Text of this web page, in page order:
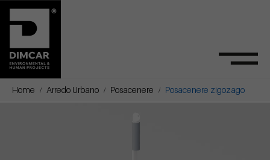
Home Arredo Urbano Posacenere Posacenere zigozago